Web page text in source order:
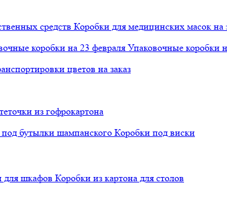
средств Коробки для медицинских масок на
коробки на 23 февраля Упаковочные коробки
цветов на заказ
из гофрокартона
бутылки шампанского Коробки под виски
для шкафов Коробки из картона для столов